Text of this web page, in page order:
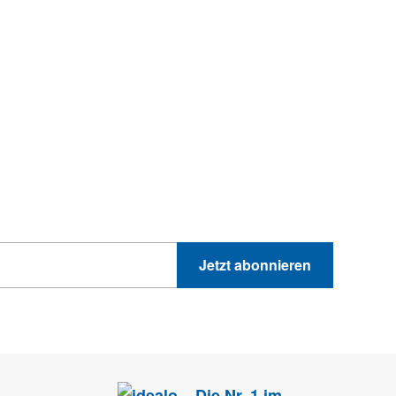
Jetzt abonnieren